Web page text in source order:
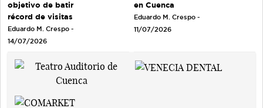
objetivo de batir
récord de visitas
Eduardo M. Crespo -
14/07/2026
en Cuenca
Eduardo M. Crespo -
11/07/2026